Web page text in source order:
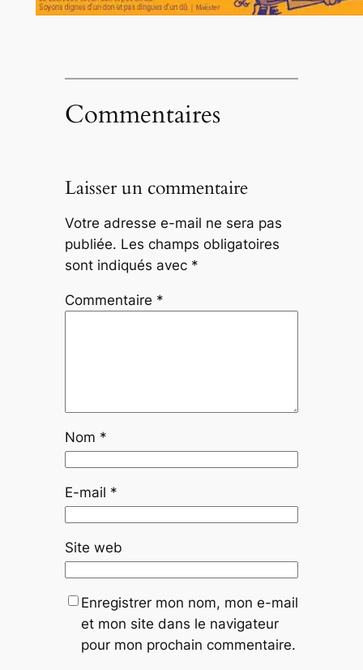
Commentaires
Laisser un commentaire
Votre adresse e-mail ne sera pas
publiée. Les champs obligatoires
sont indiqués avec *
Commentaire *
Nom *
E-mail *
Site web
Enregistrer mon nom, mon e-mail
et mon site dans le navigateur
pour mon prochain commentaire.